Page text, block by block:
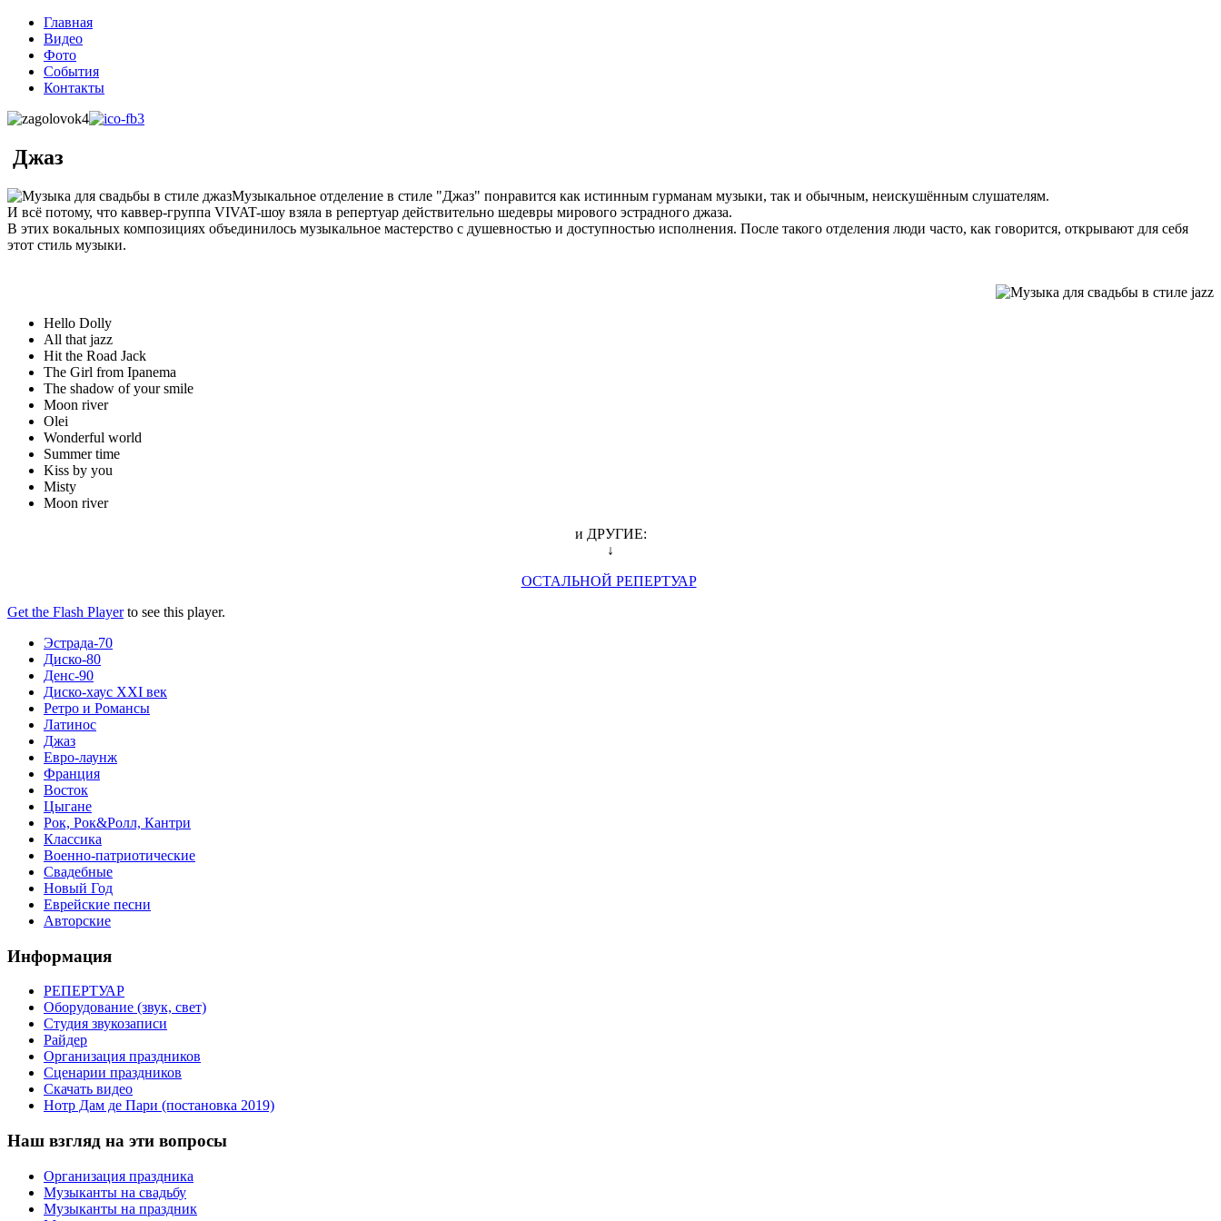
Главная
Видео
Фото
События
Контакты
Джаз
Музыкальное отделение в стиле "Джаз" понравится как истинным гурманам музыки, так и обычным, неискушённым слушателям.
И всё потому, что каввер-группа VIVAT-шоу взяла в репертуар действительно шедевры мирового эстрадного джаза.
В этих вокальных композициях объединилось музыкальное мастерство с душевностью и доступностью исполнения. После такого отделения люди часто, как говорится, открывают для себя
этот стиль музыки.
Hello Dolly
All that jazz
Hit the Road Jack
The Girl from Ipanema
The shadow of your smile
Moon river
Olei
Wonderful world
Summer time
Kiss by you
Misty
Moon river
и ДРУГИЕ:
↓
ОСТАЛЬНОЙ РЕПЕРТУАР
Get the Flash Playerto see this player.
Эстрада-70
Диско-80
Денс-90
Диско-хаус XXI век
Ретро и Романсы
Латинос
Джаз
Евро-лаунж
Франция
Восток
Цыгане
Рок, Рок&Ролл, Кантри
Классика
Военно-патриотические
Свадебные
Новый Год
Еврейские песни
Авторские
Информация
РЕПЕРТУАР
Оборудование (звук, свет)
Студия звукозаписи
Райдер
Организация праздников
Сценарии праздников
Скачать видео
Нотр Дам де Пари (постановка 2019)
Наш взгляд на эти вопросы
Организация праздника
Музыканты на свадьбу
Музыканты на праздник